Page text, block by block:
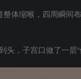
整体缩喉，四周瞬间
头，子宫口做了一层